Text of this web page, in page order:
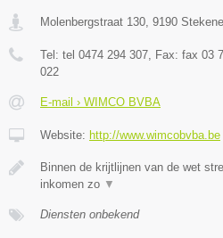
Molenbergstraat 130 9190 Stekene
Tel: tel 0474 294 307 , Fax: fax 03
022
E-mail › WIMCO BVBA
Website: http://www.wimcobvba.be
Binnen de krijtlijnen van de wet
inkomen zo ▼
Diensten onbekend